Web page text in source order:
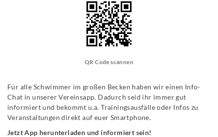
QR Code scannen
Für alle Schwimmer im großen Becken haben wir einen Info-
Chat in unserer Vereinsapp. Dadurch seid ihr immer gut
informiert und bekommt u.a. Trainingsausfälle oder Infos zu
Veranstaltungen direkt auf euer Smartphone.
Jetzt App herunterladen und informiert sein!